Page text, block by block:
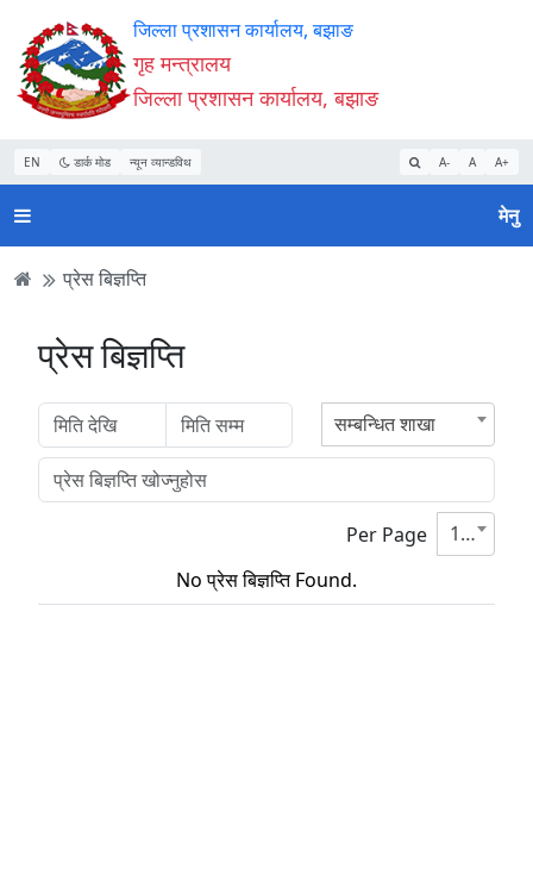
Accessibility
Mode
सुरु
गर्नुहोस्
सामाग्री
पढ्नुहाेस्
नेभिगेसन
पढ्नुहाेस्
वेबसाइट
खोजमा
जानुहोस्
जिल्ला प्रशासन कार्यालय, बझाङ
गृह मन्त्रालय
जिल्ला प्रशासन कार्यालय, बझाङ
EN डार्क मोड न्यून व्यान्डविथ A- A A+
मेनु
प्रेस बिज्ञप्ति
प्रेस बिज्ञप्ति
सम्बन्धित शाखा
Per Page
10
No प्रेस बिज्ञप्ति Found.